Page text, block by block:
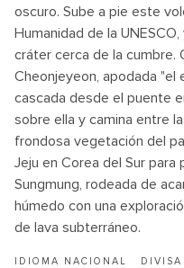
oscuro. Sube a pie este
Humanidad de la
cráter cerca de la cumbre.
Cheonjeyeon, apodada "el
cascada desde el puente
sobre ella y camina entre
frondosa vegetación del
Jeju en Corea del Sur
Sungmung, rodeada de
húmedo con una
de lava subterráneo.
IDIOMA NACIONAL DIVISA